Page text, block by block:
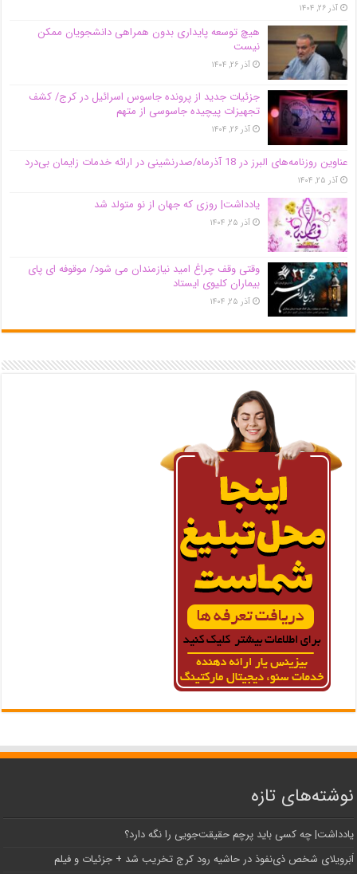
آذر ۲۶, ۱۴۰۴
هیچ توسعه پایداری بدون همراهی دانشجویان ممکن
نیست
آذر ۲۶, ۱۴۰۴
جزئیات جدید از پرونده جاسوس اسرائیل در کرج/‌ کشف
تجهیزات پیچیده جاسوسی از متهم
آذر ۲۶, ۱۴۰۴
عناوین روزنامه‌های البرز در ‌18 آذرماه/صدرنشینی در ارائه خدمات زایمان بی‌درد
آذر ۲۵, ۱۴۰۴
یادداشت| روزی که جهان از نو متولد شد
آذر ۲۵, ۱۴۰۴
وقتی وقف چراغ امید نیازمندان می شود/ موقوفه ای پای
بیماران کلیوی ایستاد
آذر ۲۵, ۱۴۰۴
نوشته‌های تازه
یادداشت| ‌چه کسی باید پرچم حقیقت‌جویی را نگه دارد؟
اَبَر‌ویلای شخص ذی‌نفوذ در حاشیه‌ رود کرج تخریب شد + جزئیات و فیلم